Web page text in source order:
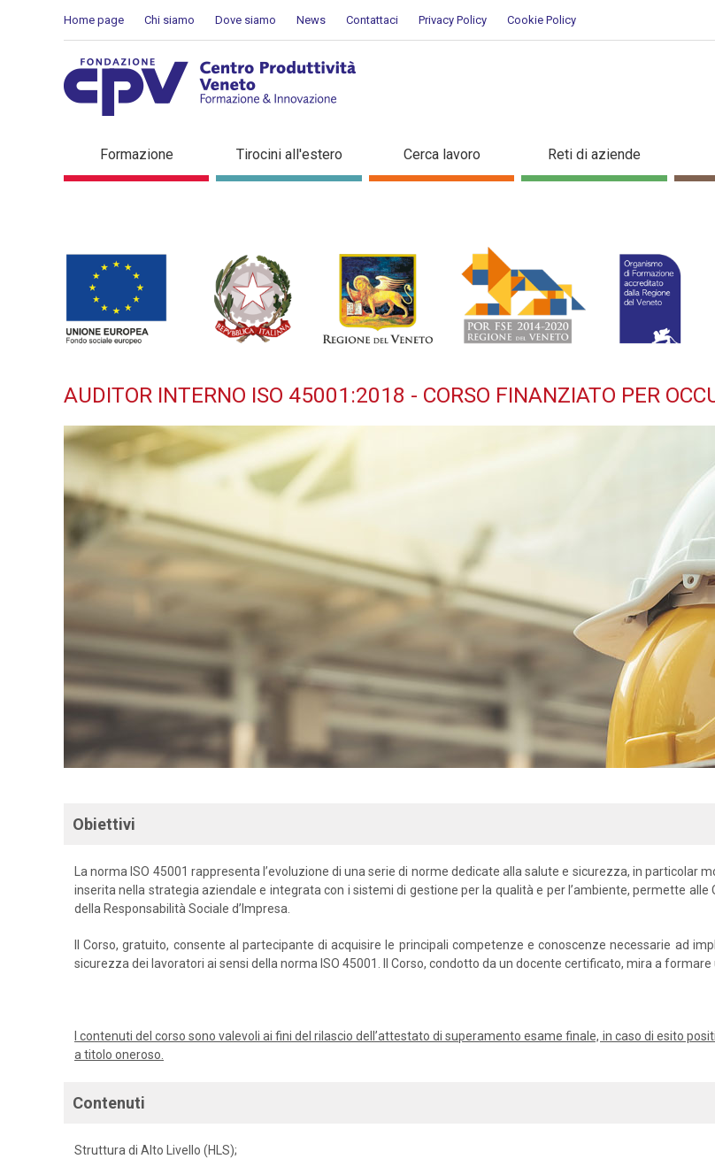
Home page Chi siamo Dove siamo News Contattaci Privacy Policy Cookie Policy
AUDITOR INTERNO ISO 45001:2018 - Corso
Formazione Tirocini all'estero Cerca lavoro Reti di aziende
AUDITOR INTERNO ISO 45001:2018 - CORSO FINANZIATO PER
Obiettivi
La norma ISO 45001 rappresenta l’evoluzione di una serie di norme dedicate alla salute e sicurezza, in particolar
inserita nella strategia aziendale e integrata con i sistemi di gestione per la qualità e per l’ambiente, permette
della Responsabilità Sociale d’Impresa.
Il Corso, gratuito, consente al partecipante di acquisire le principali competenze e conoscenze necessarie ad
sicurezza dei lavoratori ai sensi della norma ISO 45001. Il Corso, condotto da un docente certificato, mira a formare
I contenuti del corso sono valevoli ai fini del rilascio dell’attestato di superamento esame finale, in caso di esito
a titolo oneroso.
Contenuti
Struttura di Alto Livello (HLS);